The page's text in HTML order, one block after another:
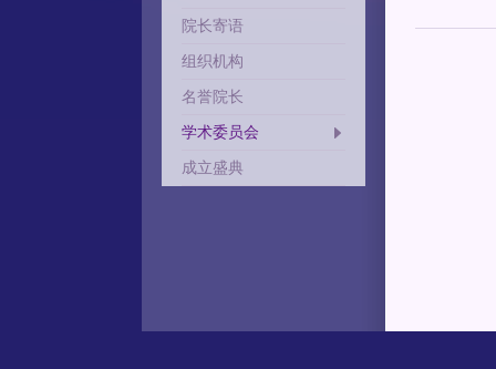
院长寄语
组织机构
名誉院长
学术委员会
成立盛典